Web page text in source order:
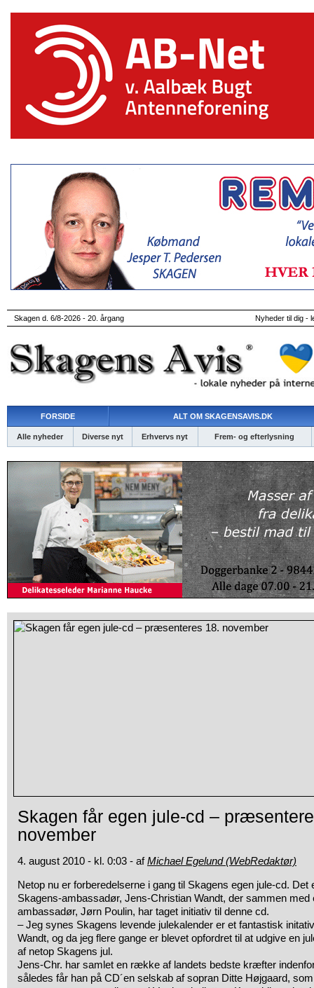
Skagen d. 6/8-2026 - 20. årgang Nyheder til dig -
FORSIDE ALT OM SKAGENSAVIS.DK
Alle nyheder Diverse nyt Erhvervs nyt Frem- og efterlysning
Skagen får egen jule-cd –
november
4. august 2010 - kl. 0:03 - afMichael Egelund (WebRedaktør)
Netop nu er forberedelserne i gang til Skagens egen jule-cd. Det
Skagens-ambassadør, Jens-Christian Wandt, der sammen med
ambassadør, Jørn Poulin, har taget initiativ til denne cd.
– Jeg synes Skagens levende julekalender er et fantastisk
Wandt, og da jeg flere gange er blevet opfordret til at udgive en
af netop Skagens jul.
Jens-Chr. har samlet en række af landets bedste kræfter
således får han på CD´en selskab af sopran Ditte Højgaard,